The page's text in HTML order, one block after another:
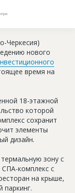
Черкесия)
нового
время на
18-этажной
которой
сохранит
элементы
дизайн.
зону с
комплекс с
на крыше,
паркинг.